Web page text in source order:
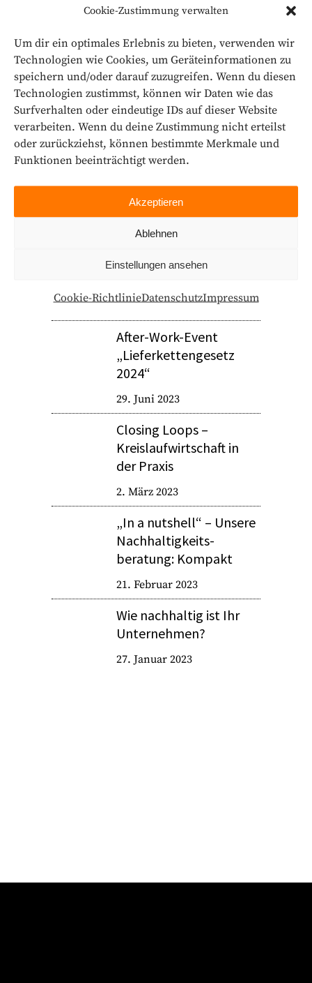
Cookie-Zustimmung verwalten
Um dir ein optimales Erlebnis zu bieten, verwenden wir
Technologien wie Cookies, um Geräteinformationen zu
speichern und/oder darauf zuzugreifen. Wenn du diesen
Technologien zustimmst, können wir Daten wie das
Surfverhalten oder eindeutige IDs auf dieser Website
verarbeiten. Wenn du deine Zustimmung nicht erteilst
oder zurückziehst, können bestimmte Merkmale und
Funktionen beeinträchtigt werden.
Akzeptieren
Ablehnen
Einstellungen ansehen
Cookie-RichtlinieDatenschutzImpressum
Jetzt Plätze sichern!
Zur Anmeldung
Share this Fb. Tw. Ln. Pi.
Letzte Beiträge
14. Januar 2026
After-Work-Event
„Lieferkettengesetz
2024“
29. Juni 2023
Closing Loops –
Kreislaufwirtschaft in
der Praxis
2. März 2023
„In a nutshell“ – Unsere
Nachhaltigkeits­
beratung: Kompakt
21. Februar 2023
Wie nachhaltig ist Ihr
Unternehmen?
27. Januar 2023